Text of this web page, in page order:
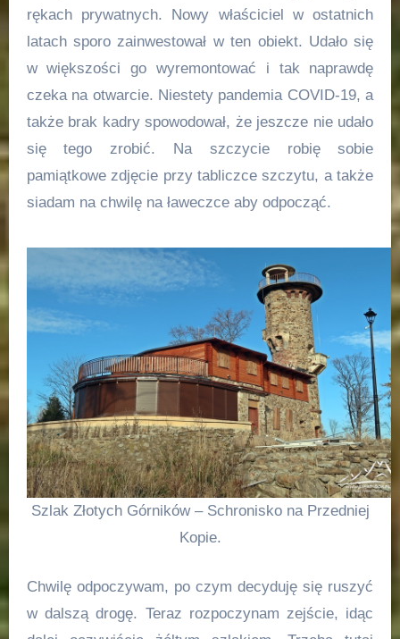
rękach prywatnych. Nowy właściciel w ostatnich
latach sporo zainwestował w ten obiekt. Udało się
w większości go wyremontować i tak naprawdę
czeka na otwarcie. Niestety pandemia COVID-19, a
także brak kadry spowodował, że jeszcze nie udało
się tego zrobić. Na szczycie robię sobie
pamiątkowe zdjęcie przy tabliczce szczytu, a także
siadam na chwilę na ławeczce aby odpocząć.
Szlak Złotych Górników – Schronisko na Przedniej
Kopie.
Chwilę odpoczywam, po czym decyduję się ruszyć
w dalszą drogę. Teraz rozpoczynam zejście, idąc